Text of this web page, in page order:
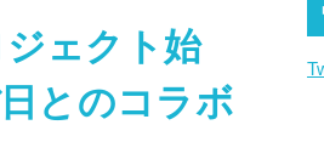
ェクト始
とのコラボ